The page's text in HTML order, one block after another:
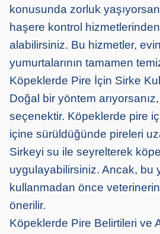
konusunda zorluk
haşere kontrol
alabilirsiniz. Bu hizmetler,
yumurtalarının tamamen
Köpeklerde Pire İçin Sirke
Doğal bir yöntem
seçenektir. Köpeklerde pire
içine sürüldüğünde pireleri
Sirkeyi su ile seyrelterek
uygulayabilirsiniz. Ancak, bu
kullanmadan önce
önerilir.
Köpeklerde Pire Belirtileri ve